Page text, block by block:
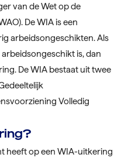
van de Wet op de
De WIA is een
arbeidsongeschikten. Als
is, dan
De WIA bestaat uit twee
Volledig
heeft op een WIA-uitkering